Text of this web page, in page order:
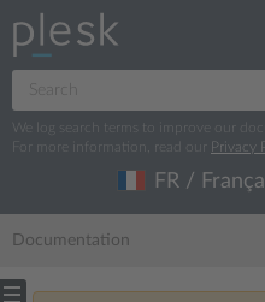
We log search terms to improve our
For more information, read our
Privacy
FR /
Documentation